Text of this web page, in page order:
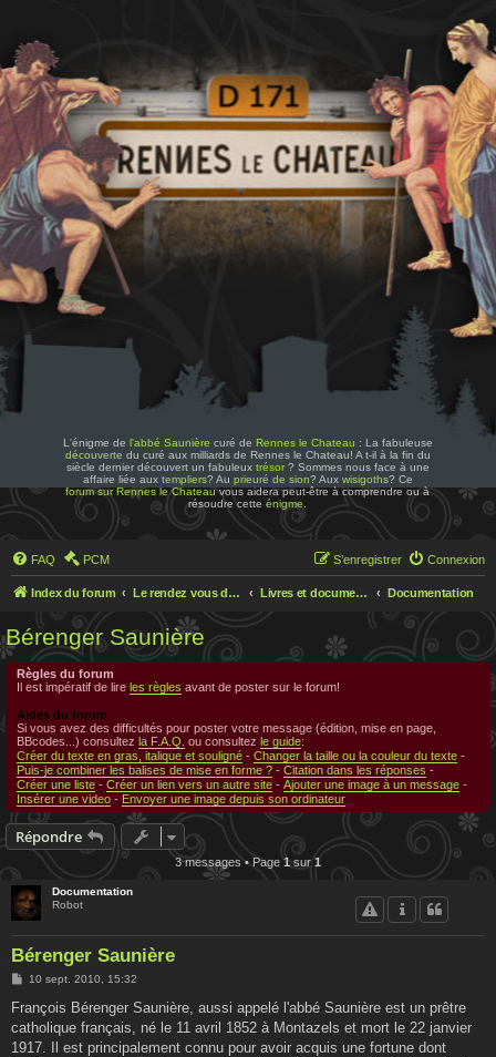
L'énigme de l'abbé Saunière curé de Rennes le Chateau : La fabuleuse
découverte du curé aux milliards de Rennes le Chateau! A t-il à la fin du
siècle dernier découvert un fabuleux trésor? Sommes nous face à une
affaire liée aux templiers? Au prieuré de sion? Aux wisigoths? Ce
forum sur Rennes le Chateauvous aidera peut-être à comprendre ou à
résoudre cetteénigme
FAQ PCM Connexion
S’enregistrer
Index du forum Le rendez vous des chercheurs Livres et documentations sur Rennes le Chateau Documentation
Bérenger Saunière
Règles du forum
Il est impératif de lire les règles avant de poster sur le forum!
Aides du forum
Si vous avez des difficultés pour poster votre message (édition, mise en page,
BBcodes...) consultez la F.A.Q. ou consultez le guide:
Créer du texte en gras, italique et souligné - Changer la taille ou la couleur du texte -
Puis-je combiner les balises de mise en forme ? - Citation dans les réponses -
Créer une liste - Créer un lien vers un autre site - Ajouter une image à un message -
Insérer une video - Envoyer une image depuis son ordinateur
Répondre
3 messages • Page1sur1
Documentation
Robot
Bérenger Saunière
M
s
a
g
10 sept. 2010, 15:32
François Bérenger Saunière, aussi appelé l'abbé Saunière est un prêtre
catholique français, né le 11 avril 1852 à Montazels et mort le 22 janvier
1917. Il est principalement connu pour avoir acquis une fortune dont